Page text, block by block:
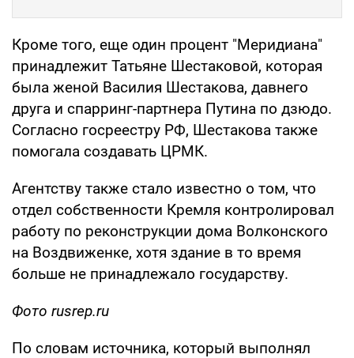
Кроме того, еще один процент "Меридиана"
принадлежит Татьяне Шестаковой, которая
была женой Василия Шестакова, давнего
друга и спарринг-партнера Путина по дзюдо.
Согласно госреестру РФ, Шестакова также
помогала создавать ЦРМК.
Агентству также стало известно о том, что
отдел собственности Кремля контролировал
работу по реконструкции дома Волконского
на Воздвиженке, хотя здание в то время
больше не принадлежало государству.
Фото rusrep.ru
По словам источника, который выполнял